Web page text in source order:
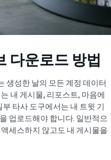
다운로드 방법
생성한 날의 모든 계정 데이터
내 게시물, 리포스트, 마음에
타사 도구에서는 내 트윗 기
업로드해야 합니다. 일반적으
세스하지 않고도 내 게시물을